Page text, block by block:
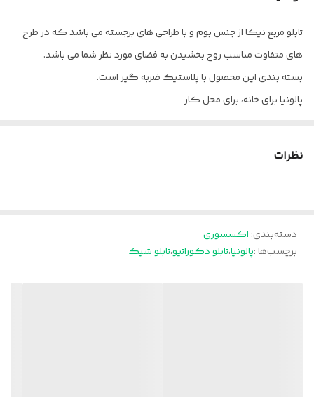
پروفیل
تابلو مربع نیکا از جنس بوم و با طراحی های برجسته می باشد که در طرح
های متفاوت مناسب روح بخشیدن به فضای مورد نظر شما می باشد.
بسته بندی این محصول با پلاستیک ضربه گیر است.
پالونیا برای خانه، برای محل کار
نظرات
دسته‌بندی:اکسسوری
برچسب‌ها :پالونیا،تابلو دکوراتیو،تابلو شیک